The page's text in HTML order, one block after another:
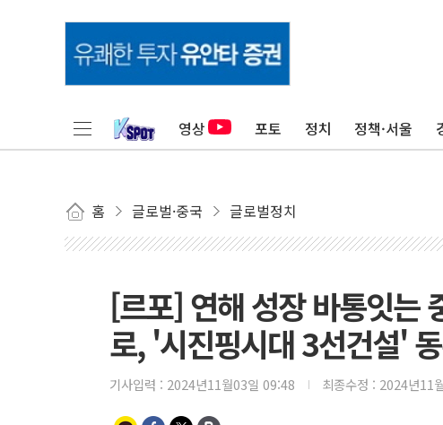
영상 포토 정치 정책·서울
홈 글로벌·중국 글로벌정치
[르포] 연해 성장 바통잇는
로, '시진핑시대 3선건설'
기사입력 : 2024년11월03일 09:48 최종수정 : 2024년11